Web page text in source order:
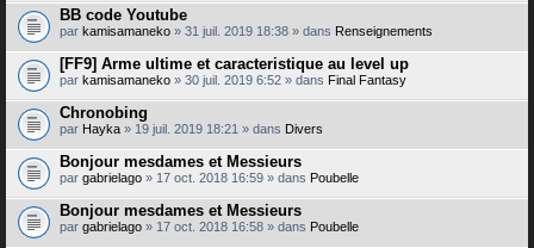
BB code Youtube
par kamisamaneko » 31 juil. 2019 18:38 » dans Renseignements
[FF9] Arme ultime et caracteristique au level up
par kamisamaneko » 30 juil. 2019 6:52 » dans Final Fantasy
Chronobing
par Hayka » 19 juil. 2019 18:21 » dans Divers
Bonjour mesdames et Messieurs
par gabrielago » 17 oct. 2018 16:59 » dans Poubelle
Bonjour mesdames et Messieurs
par gabrielago » 17 oct. 2018 16:58 » dans Poubelle